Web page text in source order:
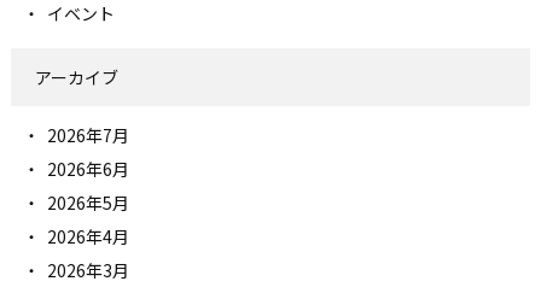
イベント
アーカイブ
2026年7月
2026年6月
2026年5月
2026年4月
2026年3月